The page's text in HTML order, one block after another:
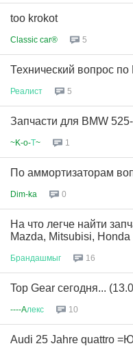
too krokot
Classic car® 5
Технический вопрос по
Реалист 5
Запчасти для BMW
~K-o-Т~ 1
По аммортизаторам
Dim-ka 0
На что легче найти
Mazda, Mitsubisi, Honda
Брандашмыг 16
Top Gear сегодня...
----Aлекс 10
Audi 25 Jahre quattro